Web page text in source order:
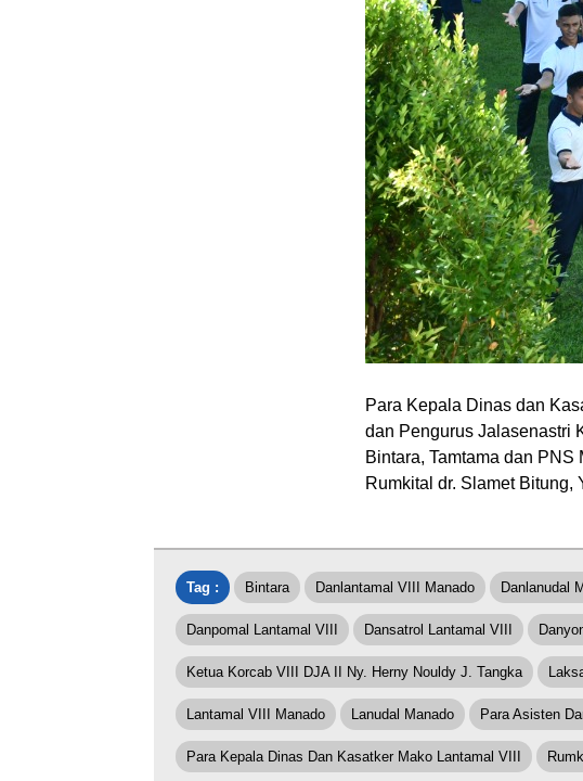
Para Kepala Dinas dan
dan Pengurus Jalasenastri
Bintara, Tamtama dan PNS
Rumkital dr. Slamet Bitung,
Tag : Bintara Danlantamal VIII Manado Danlanudal
Danpomal Lantamal VIII Dansatrol Lantamal VIII
Ketua Korcab VIII DJA II Ny. Herny Nouldy J. Tangka
Lantamal VIII Manado Lanudal Manado Para Asisten
Para Kepala Dinas Dan Kasatker Mako Lantamal VIII